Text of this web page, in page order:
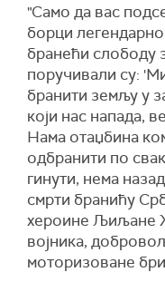
"Само да вас
борци
бранећи слободу
поручивали су:
бранити земљу у
који нас напада,
Нама отаџбина
одбранити по
гинути, нема
смрти бранићу
хероине Љиљане
војника,
моторизоване